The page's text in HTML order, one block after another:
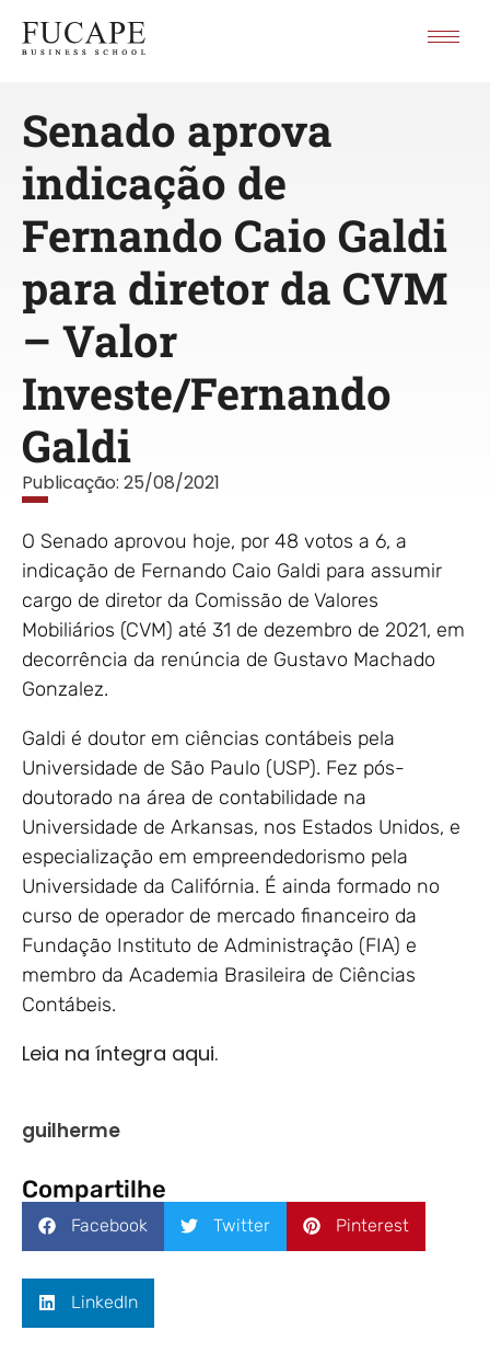
Senado aprova
indicação de
Fernando Caio Galdi
para diretor da CVM
– Valor
Investe/Fernando
Galdi
Publicação: 25/08/2021
O Senado aprovou hoje, por 48 votos a 6, a
indicação de Fernando Caio Galdi para assumir
cargo de diretor da Comissão de Valores
Mobiliários (CVM) até 31 de dezembro de 2021, em
decorrência da renúncia de Gustavo Machado
Gonzalez.
Galdi é doutor em ciências contábeis pela
Universidade de São Paulo (USP). Fez pós-
doutorado na área de contabilidade na
Universidade de Arkansas, nos Estados Unidos, e
especialização em empreendedorismo pela
Universidade da Califórnia. É ainda formado no
curso de operador de mercado financeiro da
Fundação Instituto de Administração (FIA) e
membro da Academia Brasileira de Ciências
Contábeis.
Leia na íntegra aqui.
guilherme
Compartilhe
Facebook Twitter Pinterest
LinkedIn